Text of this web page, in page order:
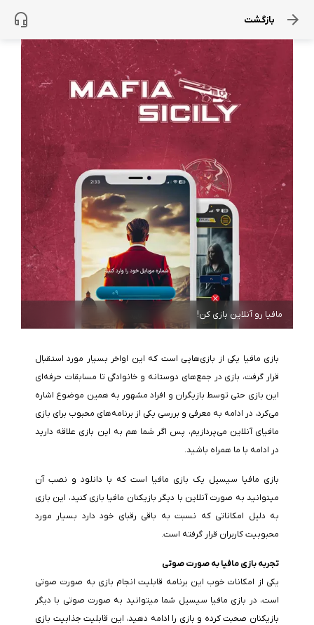
بازگشت
مافیا رو آنلاین بازی کن!
بازی مافیا یکی از بازی‌هایی است که این اواخر بسیار مورد استقبال
قرار گرفت، بازی در جمع‌های دوستانه و خانوادگی تا مسابقات حرفه‌ای
این بازی حتی توسط بازیگران و افراد مشهور به همین موضوع اشاره
می‌کرد، در ادامه به معرفی و بررسی یکی از برنامه‌های محبوب برای بازی
مافیای آنلاین می‌پردازیم، پس اگر شما هم به این بازی علاقه دارید
در ادامه با ما همراه باشید.
بازی مافیا سیسیل یک بازی مافیا است که با دانلود و نصب آن
می‎توانید به صورت آنلاین با دیگر بازیکنان مافیا بازی کنید، این بازی
به دلیل امکاناتی که نسبت به باقی رقبای خود دارد بسیار مورد
محبوبیت کاربران قرار گرفته است.
تجربه بازی مافیا به صورت صوتی
یکی از امکانات خوب این برنامه قابلیت انجام بازی به صورت صوتی
است، در بازی مافیا سیسیل شما می‎توانید به صورت صوتی با دیگر
بازیکنان صحبت کرده و بازی را ادامه دهید، این قابلیت جذابیت بازی